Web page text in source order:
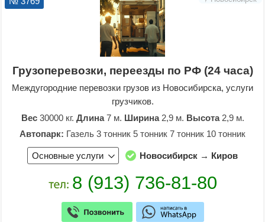
Грузоперевозки, переезды по РФ (24 часа)
Междугородние перевозки грузов из Новосибирска, услуги
грузчиков.
Вес30000 кг. Длина7 м. Ширина2,9 м. Высота2,9 м.
Автопарк: Газель 3 тонник 5 тонник 7 тонник 10 тонник
Основные услуги Новосибирск → Киров